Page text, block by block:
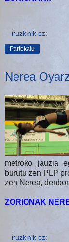
iruzkinik ez:
Partekatu
Nerea
metroko jauzia
burutu zen PLP
zen Nerea,
ZORIONAK
iruzkinik ez: